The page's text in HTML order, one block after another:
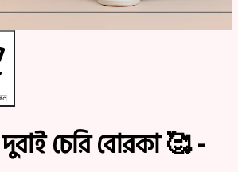
দুবাই চেরি বোরকা 🥰 -